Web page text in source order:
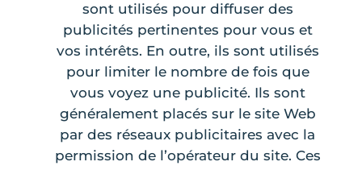
sont utilisés pour diffuser des
publicités pertinentes pour vous et
vos intérêts. En outre, ils sont utilisés
pour limiter le nombre de fois que
vous voyez une publicité. Ils sont
généralement placés sur le site Web
par des réseaux publicitaires avec la
permission de l’opérateur du site. Ces